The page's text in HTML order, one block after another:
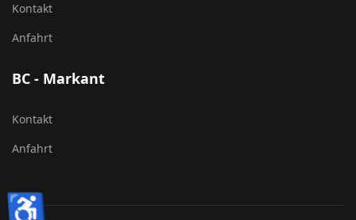
Kontakt
Anfahrt
BC - Markant
Kontakt
Anfahrt